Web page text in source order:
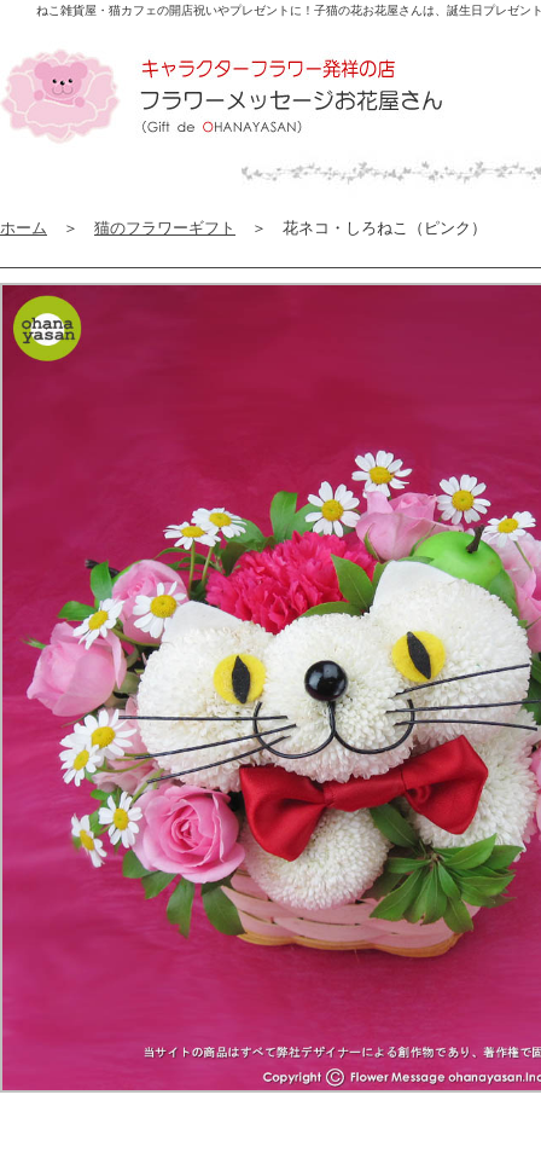
ねこ雑貨屋・猫カフェの開店祝いやプレゼントに！子猫の花お花屋さんは、誕生日プレゼン
ホーム ＞ 猫のフラワーギフト ＞ 花ネコ・しろねこ（ピンク）